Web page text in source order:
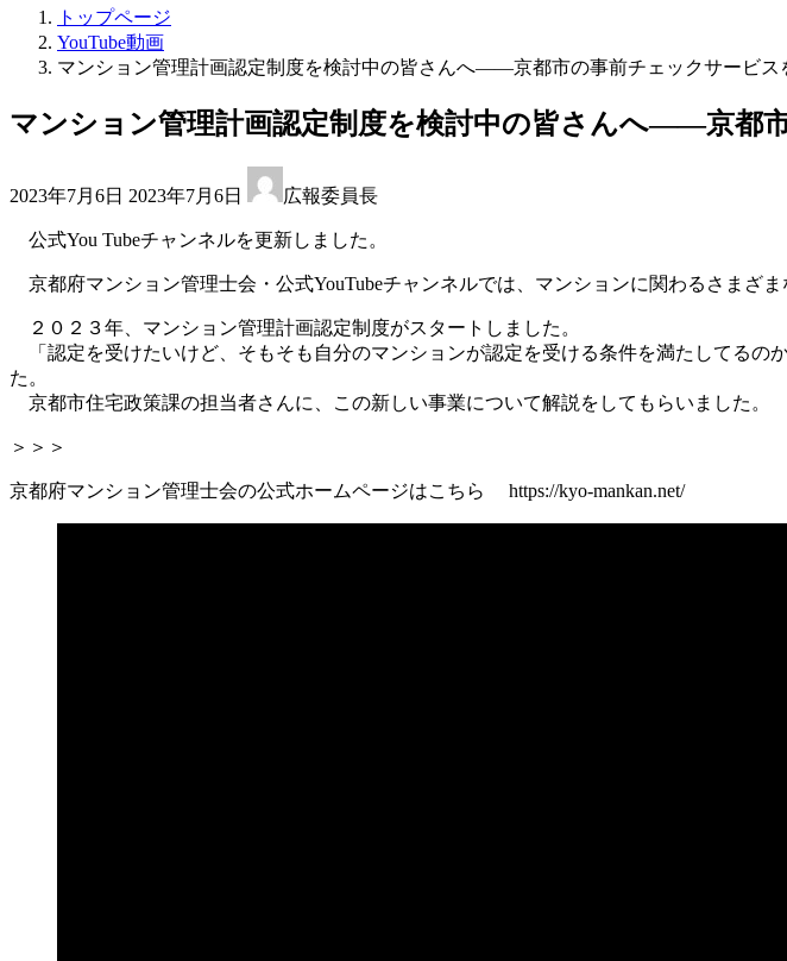
トップページ
YouTube動画
マンション管理計画認定制度を検討中の皆さんへ――京都市の事前チェックサービス
マンション管理計画認定制度を検討中の皆さんへ――京都
2023年7月6日 終
新
日
2023年7月6日 広報委員長
公式You Tubeチャンネルを更新しました。
京都府マンション管理士会・公式YouTubeチャンネルでは、マンションに関わるさまざま
２０２３年、マンション管理計画認定制度がスタートしました。
「認定を受けたいけど、そもそも自分のマンションが認定を受ける条件を満たしてるの
た。
京都市住宅政策課の担当者さんに、この新しい事業について解説をしてもらいました。
＞＞＞
京都府マンション管理士会の公式ホームページはこちら https://kyo-mankan.net/